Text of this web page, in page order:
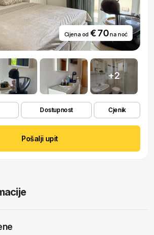
Cijena od € 70na noć
+2
Dostupnost Cjenik
Pošalji upit